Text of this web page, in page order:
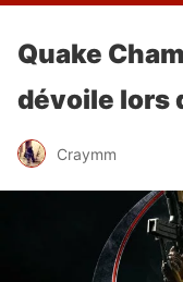
Quake
dévoile lors
Craymm